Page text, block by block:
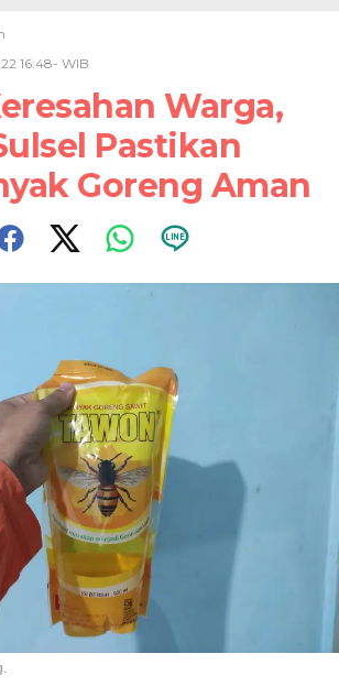
16:48- WIB
Warga,
Pastikan
Goreng Aman